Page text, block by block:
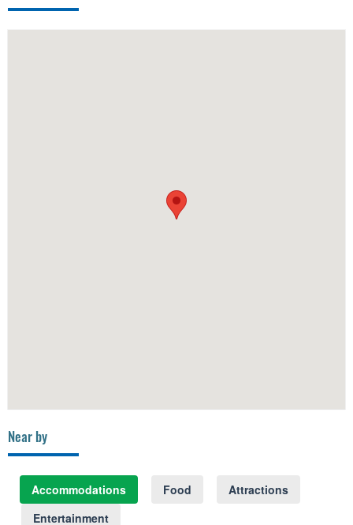
Near by
Accommodations Food
Attractions
Entertainment